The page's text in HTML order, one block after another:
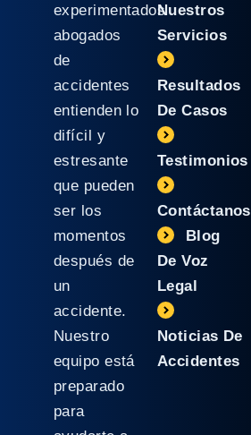
experimentados
abogados
de
accidentes
entienden lo
difícil y
estresante
que pueden
ser los
momentos
después de
un
accidente.
Nuestro
equipo está
preparado
para
Nuestros
Servicios
Resultados
De Casos
Testimonios
Contáctanos
Blog
De Voz
Legal
Noticias De
Accidentes